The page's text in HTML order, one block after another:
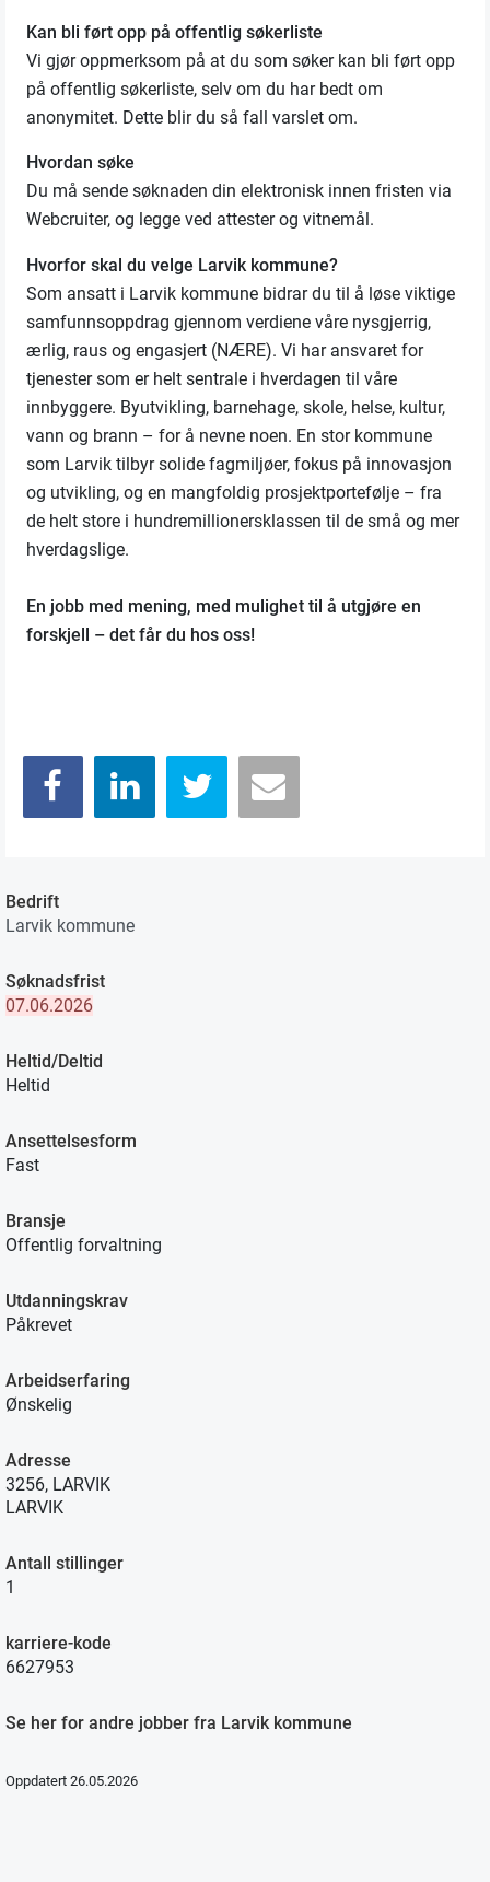
Kan bli ført opp på offentlig søkerliste
Vi gjør oppmerksom på at du som søker kan bli ført opp
på offentlig søkerliste, selv om du har bedt om
anonymitet. Dette blir du så fall varslet om.
Hvordan søke
Du må sende søknaden din elektronisk innen fristen via
Webcruiter, og legge ved attester og vitnemål.
Hvorfor skal du velge Larvik kommune?
Som ansatt i Larvik kommune bidrar du til å løse viktige
samfunnsoppdrag gjennom verdiene våre nysgjerrig,
ærlig, raus og engasjert (NÆRE). Vi har ansvaret for
tjenester som er helt sentrale i hverdagen til våre
innbyggere. Byutvikling, barnehage, skole, helse, kultur,
vann og brann – for å nevne noen. En stor kommune
som Larvik tilbyr solide fagmiljøer, fokus på innovasjon
og utvikling, og en mangfoldig prosjektportefølje – fra
de helt store i hundremillionersklassen til de små og mer
hverdagslige.
En jobb med mening, med mulighet til å utgjøre en
forskjell – det får du hos oss!
Bedrift
Larvik kommune
Søknadsfrist
07.06.2026
Heltid/Deltid
Heltid
Ansettelsesform
Fast
Bransje
Offentlig forvaltning
Utdanningskrav
Påkrevet
Arbeidserfaring
Ønskelig
Adresse
3256, LARVIK
LARVIK
Antall stillinger
1
karriere-kode
6627953
Se her for andre jobber fra Larvik kommune
Oppdatert 26.05.2026